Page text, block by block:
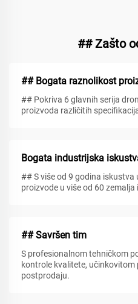
## Zašto
## Bogata raznolikost
## Pokriva 6 glavnih serija
proizvoda različitih
Bogata industrijska
## S više od 9 godina
proizvode u više od 60 zemalja
## Savršen tim
S profesionalnom tehničkom
kontrole kvalitete,
postprodaju.